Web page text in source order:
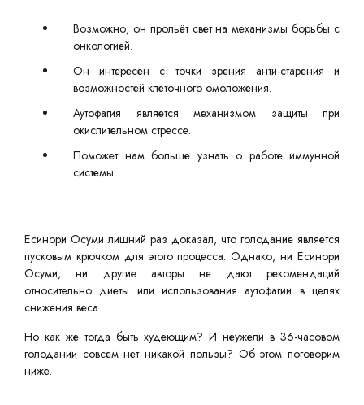
Возможно, он прольёт свет на механизмы борьбы с
онкологией.
Он интересен с точки зрения анти-старения и
возможностей клеточного омоложения.
Аутофагия является механизмом защиты при
окислительном стрессе.
Поможет нам больше узнать о работе иммунной
системы.
Ёсинори Осуми лишний раз доказал, что голодание является
пусковым крючком для этого процесса. Однако, ни Ёсинори
Осуми, ни другие авторы не дают рекомендаций
относительно диеты или использования аутофагии в целях
снижения веса.
Но как же тогда быть худеющим? И неужели в 36-часовом
голодании совсем нет никакой пользы? Об этом поговорим
ниже.